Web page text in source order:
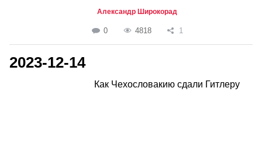
Александр Широкорад
0 4818 1
2023-12-14
Как Чехословакию сдали Гитлеру